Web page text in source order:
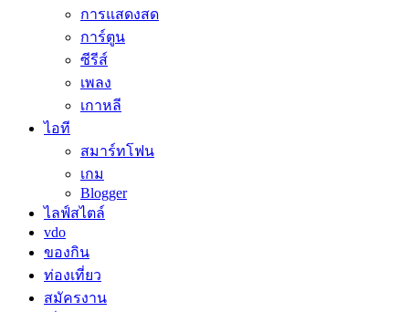
การแสดงสด
การ์ตูน
ซีรีส์
เพลง
เกาหลี
ไอที
สมาร์ทโฟน
เกม
Blogger
ไลฟ์สไตล์
vdo
ของกิน
ท่องเที่ยว
สมัครงาน